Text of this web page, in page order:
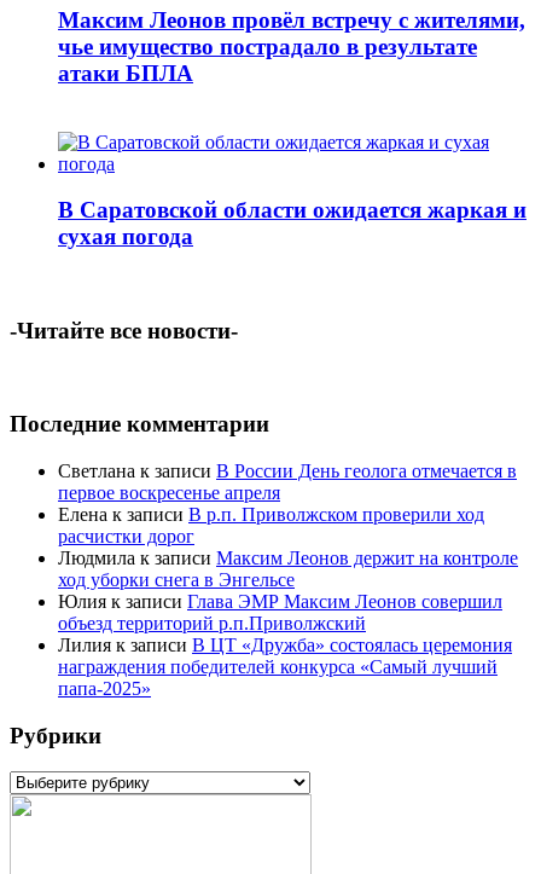
Максим Леонов провёл встречу с жителями,
чье имущество пострадало в результате
атаки БПЛА
В Саратовской области ожидается жаркая и
сухая погода
-Читайте все новости-
Последние комментарии
Светлана к записи В России День геолога отмечается в
первое воскресенье апреля
Елена к записи В р.п. Приволжском проверили ход
расчистки дорог
Людмила к записи Максим Леонов держит на контроле
ход уборки снега в Энгельсе
Юлия к записи Глава ЭМР Максим Леонов совершил
объезд территорий р.п.Приволжский
Лилия к записи В ЦТ «Дружба» состоялась церемония
награждения победителей конкурса «Самый лучший
папа-2025»
Рубрики
Рубрики